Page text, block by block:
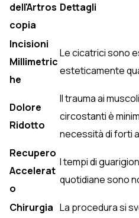
dell'Artros
copia
Dettagli
Incisioni
Millimetric
he
Le cicatrici sono
esteticamente
Dolore
Ridotto
Il trauma ai
circostanti è
necessità di forti
Recupero
Accelerat
o
I tempi di
quotidiane sono
Chirurgia La procedura si